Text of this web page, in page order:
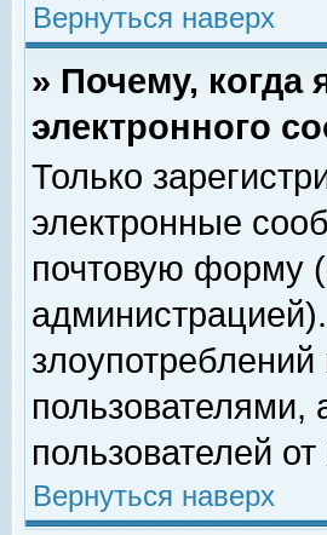
Вернуться наверх
» Почему,
электронного
Только
электронные
почтовую форму
пользователями,
пользователей
Вернуться наверх